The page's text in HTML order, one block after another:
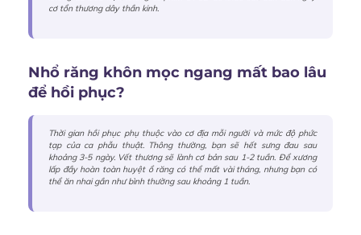
cơ tổn thương dây thần kinh.
Nhổ răng khôn mọc ngang mất bao lâu
để hồi phục?
Thời gian hồi phục phụ thuộc vào cơ địa mỗi người và mức độ phức
tạp của ca phẫu thuật. Thông thường, bạn sẽ hết sưng đau sau
khoảng 3-5 ngày. Vết thương sẽ lành cơ bản sau 1-2 tuần. Để xương
lấp đầy hoàn toàn huyệt ổ răng có thể mất vài tháng, nhưng bạn có
thể ăn nhai gần như bình thường sau khoảng 1 tuần.